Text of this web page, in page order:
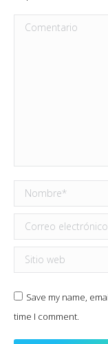
Comentario
Nombre *
Correo electrónico
Sitio web
Save my name,
time I comment.